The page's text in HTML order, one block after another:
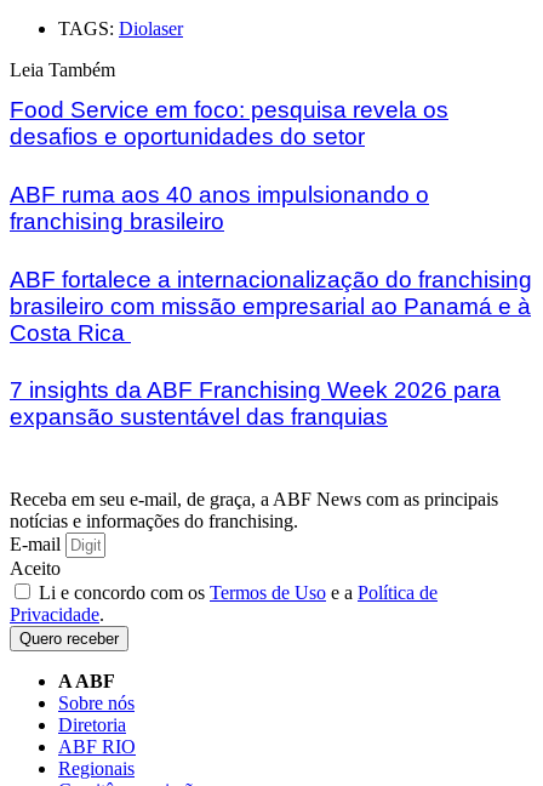
TAGS: Diolaser
Leia Também
Food Service em foco: pesquisa revela os
desafios e oportunidades do setor
ABF ruma aos 40 anos impulsionando o
franchising brasileiro
ABF fortalece a internacionalização do franchising
brasileiro com missão empresarial ao Panamá e à
Costa Rica
7 insights da ABF Franchising Week 2026 para
expansão sustentável das franquias
Receba em seu e-mail, de graça, a ABF News com as principais
notícias e informações do franchising.
E-mail
Aceito
Li e concordo com os Termos de Uso e a Política de
Privacidade.
Quero receber
A ABF
Sobre nós
Diretoria
ABF RIO
Regionais